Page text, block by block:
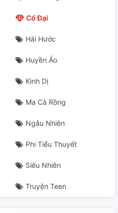
Cổ Đại
Hài Hước
Huyền Ảo
Kinh Dị
Ma Cà Rồng
Ngẫu Nhiên
Phi Tiểu Thuyết
Siêu Nhiên
Truyện Teen